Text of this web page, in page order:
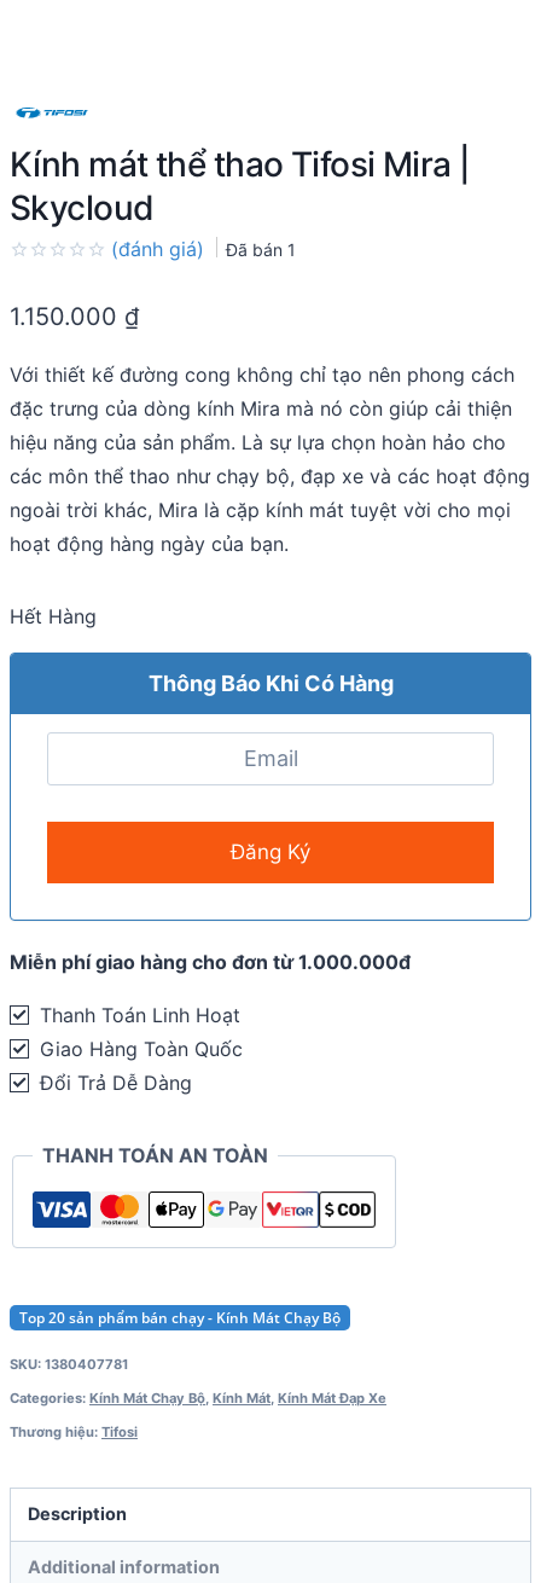
Kính mát thể thao Tifosi Mira |
Skycloud
out
(đánh giá) Đã bán 1
1.150.000 ₫
Với thiết kế đường cong không chỉ tạo nên phong cách
đặc trưng của dòng kính Mira mà nó còn giúp cải thiện
hiệu năng của sản phẩm. Là sự lựa chọn hoàn hảo cho
các môn thể thao như chạy bộ, đạp xe và các hoạt động
ngoài trời khác, Mira là cặp kính mát tuyệt vời cho mọi
hoạt động hàng ngày của bạn.
Hết Hàng
Thông Báo Khi Có Hàng
Miễn phí giao hàng cho đơn từ 1.000.000đ
Thanh Toán Linh Hoạt
Giao Hàng Toàn Quốc
Đổi Trả Dễ Dàng
THANH TOÁN AN TOÀN
Top 20 sản phẩm bán chạy - Kính Mát Chạy Bộ
SKU: 1380407781
Categories: Kính Mát Chạy Bộ, Kính Mát, Kính Mát Đạp Xe
Thương hiệu: Tifosi
Description
Additional information